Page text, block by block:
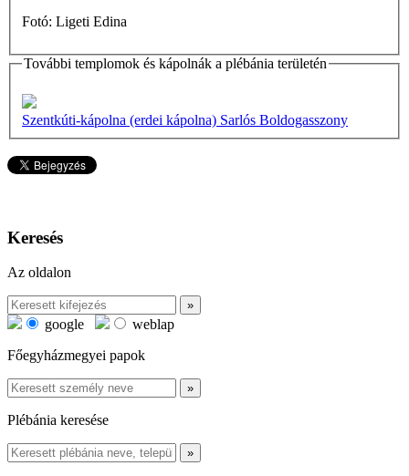
Fotó: Ligeti Edina
További templomok és kápolnák a plébánia területén
Szentkúti-kápolna (erdei kápolna) Sarlós Boldogasszony
Keresés
Az oldalon
google
weblap
Főegyházmegyei papok
Plébánia keresése